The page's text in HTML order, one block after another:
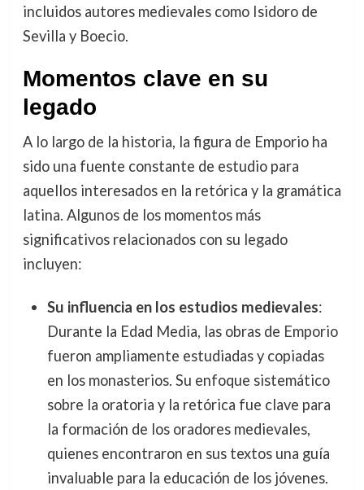
incluidos autores medievales como Isidoro de
Sevilla y Boecio.
Momentos clave en su
legado
A lo largo de la historia, la figura de Emporio ha
sido una fuente constante de estudio para
aquellos interesados en la retórica y la gramática
latina. Algunos de los momentos más
significativos relacionados con su legado
incluyen:
Su influencia en los estudios medievales:
Durante la Edad Media, las obras de Emporio
fueron ampliamente estudiadas y copiadas
en los monasterios. Su enfoque sistemático
sobre la oratoria y la retórica fue clave para
la formación de los oradores medievales,
quienes encontraron en sus textos una guía
invaluable para la educación de los jóvenes.